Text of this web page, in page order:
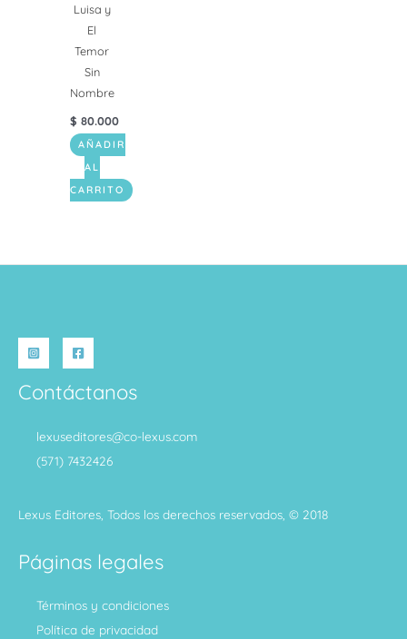
Luisa y
El
Temor
Sin
Nombre
$ 80.000
AÑADIR
AL
CARRITO
Contáctanos
lexuseditores@co-lexus.com
(571) 7432426
Lexus Editores, Todos los derechos reservados, © 2018
Páginas legales
Términos y condiciones
Política de privacidad